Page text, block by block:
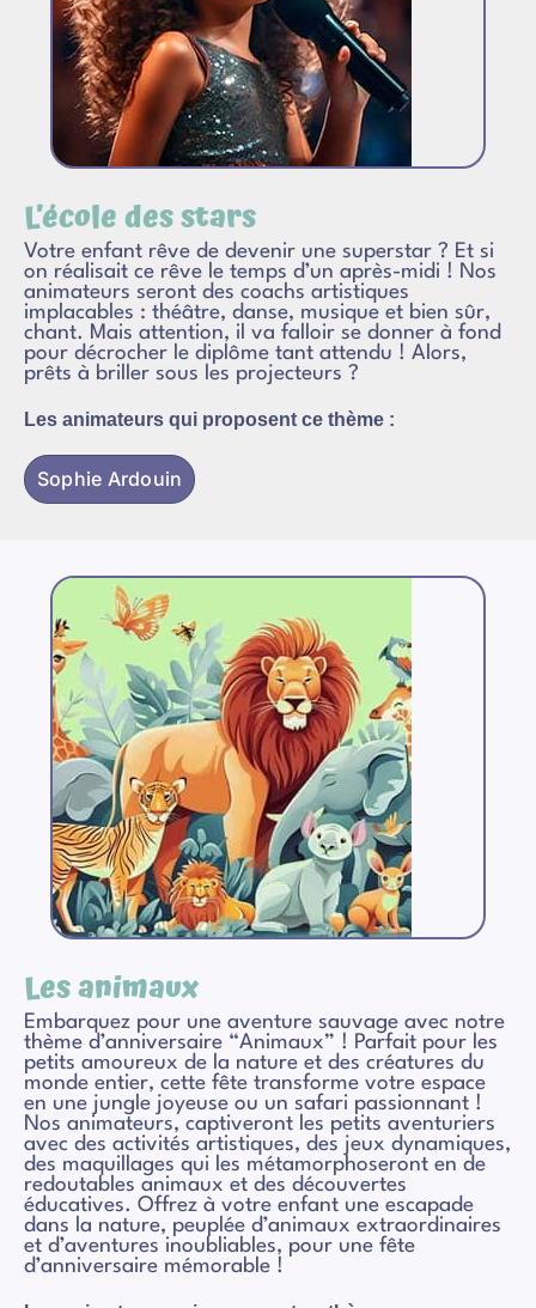
L’école des stars
Votre enfant rêve de devenir une superstar ? Et si
on réalisait ce rêve le temps d’un après-midi ! Nos
animateurs seront des coachs artistiques
implacables : théâtre, danse, musique et bien sûr,
chant. Mais attention, il va falloir se donner à fond
pour décrocher le diplôme tant attendu ! Alors,
prêts à briller sous les projecteurs ?
Les animateurs qui proposent ce thème :
Sophie Ardouin
Les animaux
Embarquez pour une aventure sauvage avec notre
thème d’anniversaire “Animaux” ! Parfait pour les
petits amoureux de la nature et des créatures du
monde entier, cette fête transforme votre espace
en une jungle joyeuse ou un safari passionnant !
Nos animateurs, captiveront les petits aventuriers
avec des activités artistiques, des jeux dynamiques,
des maquillages qui les métamorphoseront en de
redoutables animaux et des découvertes
éducatives. Offrez à votre enfant une escapade
dans la nature, peuplée d’animaux extraordinaires
et d’aventures inoubliables, pour une fête
d’anniversaire mémorable !